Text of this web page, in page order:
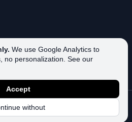
We use Google Analytics to
no personalization. See our
without
Accept